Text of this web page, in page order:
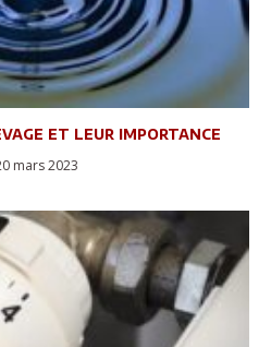
et leur importance
mars 2023